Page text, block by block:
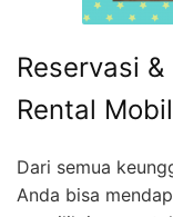
Reservasi
Rental
Dari semua
Anda bisa